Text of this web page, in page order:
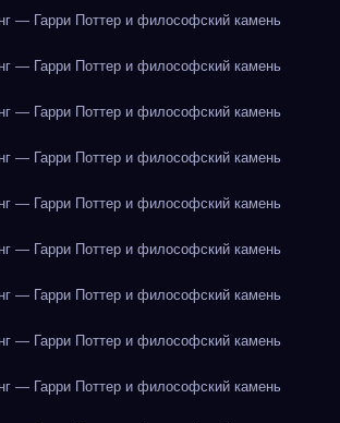
— Гарри Поттер и философский камень
— Гарри Поттер и философский камень
— Гарри Поттер и философский камень
— Гарри Поттер и философский камень
— Гарри Поттер и философский камень
— Гарри Поттер и философский камень
— Гарри Поттер и философский камень
— Гарри Поттер и философский камень
— Гарри Поттер и философский камень